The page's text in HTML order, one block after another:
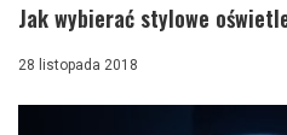
Jak wybierać stylowe
28 listopada 2018